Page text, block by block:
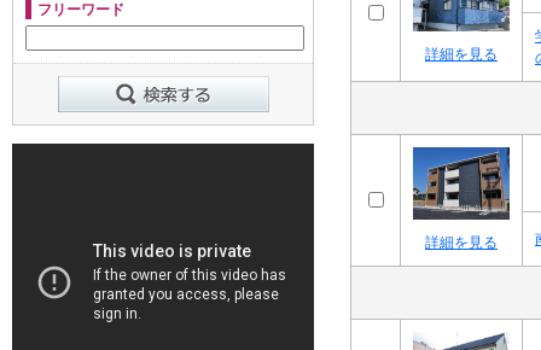
フリーワード
詳細を見る
詳細を見る